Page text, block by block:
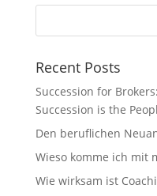
Recent Posts
Succession for
Succession is the
Den beruflichen
Wieso komme ich mit
Wie wirksam ist